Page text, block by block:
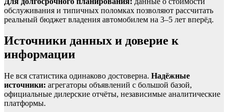
обслуживания и типичных поломках позволяют рассчитать
реальный бюджет владения автомобилем на 3–5 лет вперёд.
Источники данных и доверие к
информации
Не вся статистика одинаково достоверна. Надёжные
источники: агрегаторы объявлений с большой базой,
официальные дилерские отчёты, независимые аналитические
платформы.